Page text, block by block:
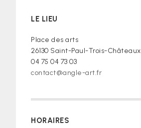
de
LE LIEU
Place des arts
26130 Saint-Paul-Trois-Châteaux
04 75 04 73 03
contact@angle-art.fr
HORAIRES